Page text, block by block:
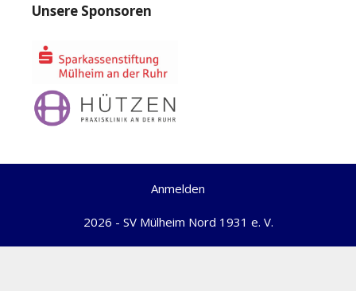
Unsere Sponsoren
Anmelden
2026 - SV Mülheim Nord 1931 e. V.